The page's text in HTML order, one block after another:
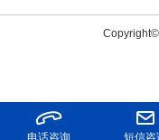
Copyright©
电话咨询 短信咨